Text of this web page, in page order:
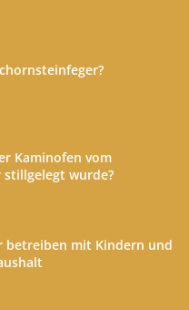
Kaminofen vom
wurde?
betreiben mit Kindern und